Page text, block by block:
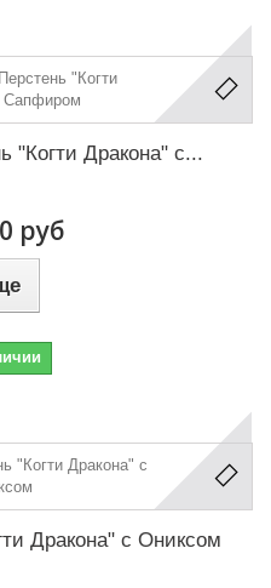
"Когти Дракона" с...
руб
Дракона" с Ониксом